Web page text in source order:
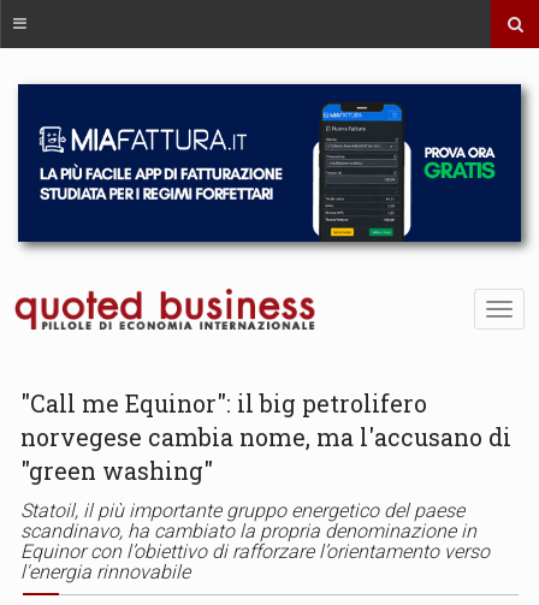
"Call me Equinor": il big petrolifero
norvegese cambia nome, ma l'accusano di
"green washing"
Statoil, il più importante gruppo energetico del paese
scandinavo, ha cambiato la propria denominazione in
Equinor con l’obiettivo di rafforzare l’orientamento verso
l'energia rinnovabile